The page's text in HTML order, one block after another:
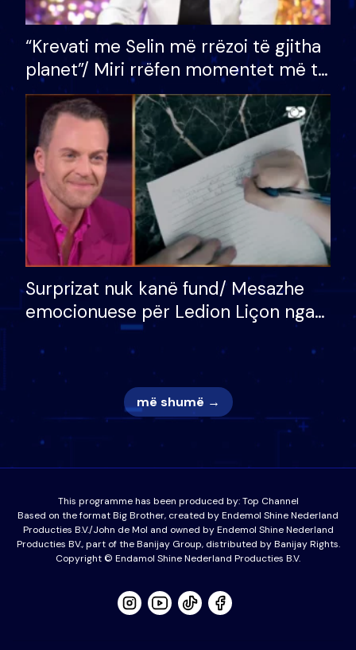
“Krevati me Selin më rrëzoi të gjitha
planet”/ Miri rrëfen momentet më të
bukura në shtëpinë e BB VIP: Do më
mungojë zilja e mëngjesit kur…
Surprizat nuk kanë fund/ Mesazhe
emocionuese për Ledion Liçon nga
nëna dhe fëmijët e tij, moderatori
nuk i mban dot lotët: Nuk meritoj…
më shumë →
This programme has been produced by:Top Channel
Based on the format Big Brother, created by Endemol Shine Nederland
Producties B.V./John de Mol and owned by Endemol Shine Nederland
Producties BV., part of the Banijay Group, distributed by Banijay Rights.
Copyright © Endamol Shine Nederland Producties B.V.